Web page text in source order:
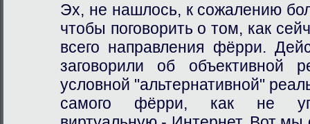
Эх, не нашлось, к сожалению
чтобы поговорить о том, как
всего направления фёрри.
заговорили об объективной
условной "альтернативной"
самого фёрри, как не